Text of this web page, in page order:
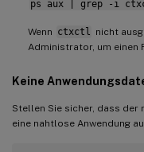
ps aux | grep -i
Wenn ctxctl
nicht
Administrator, um einen
Keine
Stellen Sie sicher, dass
eine nahtlose Anwendung